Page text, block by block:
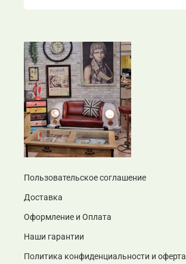
Пользовательское соглашение
Доставка
Оформление и Оплата
Наши гарантии
Политика конфиденциальности и оферта